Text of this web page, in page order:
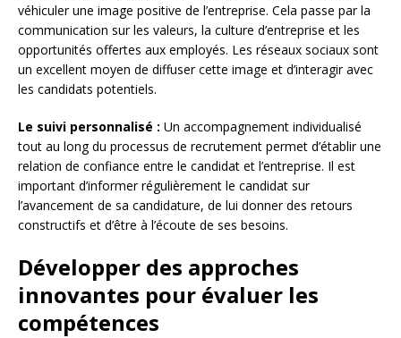
véhiculer une image positive de l’entreprise. Cela passe par la
communication sur les valeurs, la culture d’entreprise et les
opportunités offertes aux employés. Les réseaux sociaux sont
un excellent moyen de diffuser cette image et d’interagir avec
les candidats potentiels.
Le suivi personnalisé : Un accompagnement individualisé
tout au long du processus de recrutement permet d’établir une
relation de confiance entre le candidat et l’entreprise. Il est
important d’informer régulièrement le candidat sur
l’avancement de sa candidature, de lui donner des retours
constructifs et d’être à l’écoute de ses besoins.
Développer des approches
innovantes pour évaluer les
compétences